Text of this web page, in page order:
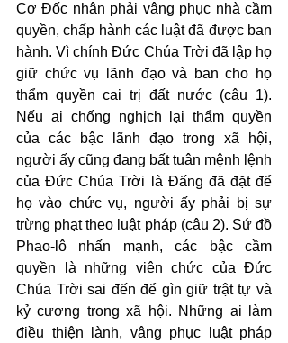
Cơ Đốc nhân phải vâng phục nhà cầm
quyền, chấp hành các luật đã được ban
hành. Vì chính Đức Chúa Trời đã lập họ
giữ chức vụ lãnh đạo và ban cho họ
thẩm quyền cai trị đất nước (câu 1).
Nếu ai chống nghịch lại thẩm quyền
của các bậc lãnh đạo trong xã hội,
người ấy cũng đang bất tuân mệnh lệnh
của Đức Chúa Trời là Đấng đã đặt để
họ vào chức vụ, người ấy phải bị sự
trừng phạt theo luật pháp (câu 2). Sứ đồ
Phao-lô nhấn mạnh, các bậc cầm
quyền là những viên chức của Đức
Chúa Trời sai đến để gìn giữ trật tự và
kỷ cương trong xã hội. Những ai làm
điều thiện lành, vâng phục luật pháp